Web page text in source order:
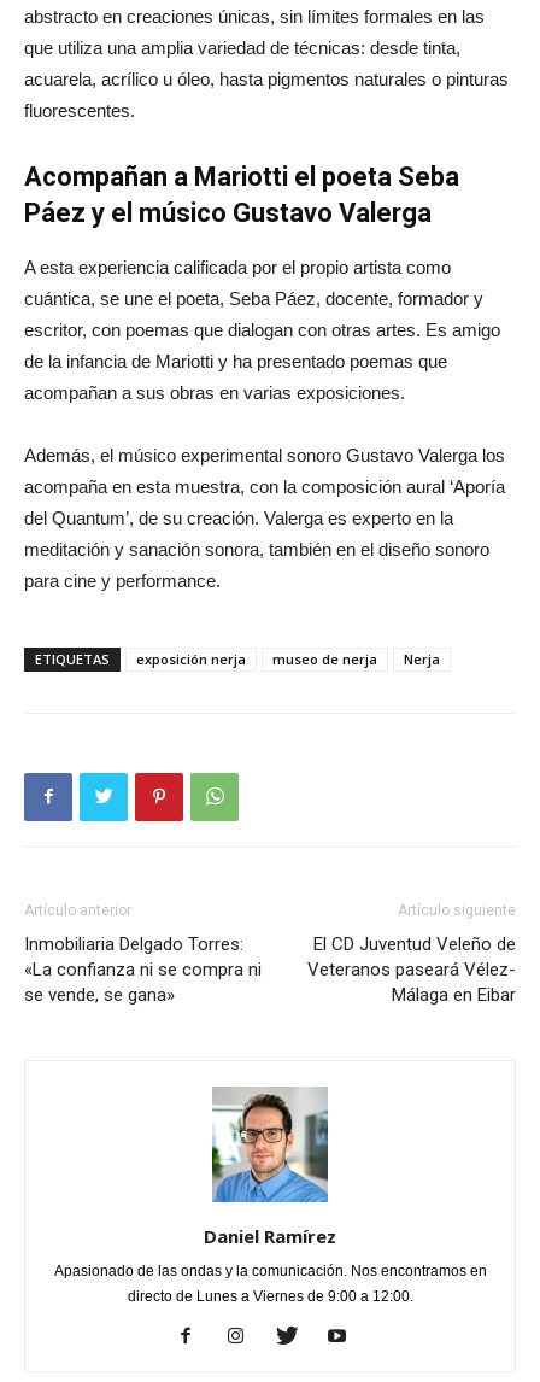
abstracto en creaciones únicas, sin límites formales en las
que utiliza una amplia variedad de técnicas: desde tinta,
acuarela, acrílico u óleo, hasta pigmentos naturales o pinturas
fluorescentes.
Acompañan a Mariotti el poeta Seba
Páez y el músico Gustavo Valerga
A esta experiencia calificada por el propio artista como
cuántica, se une el poeta, Seba Páez, docente, formador y
escritor, con poemas que dialogan con otras artes. Es amigo
de la infancia de Mariotti y ha presentado poemas que
acompañan a sus obras en varias exposiciones.
Además, el músico experimental sonoro Gustavo Valerga los
acompaña en esta muestra, con la composición aural ‘Aporía
del Quantum’, de su creación. Valerga es experto en la
meditación y sanación sonora, también en el diseño sonoro
para cine y performance.
ETIQUETAS exposición nerja museo de nerja Nerja
Artículo anterior
Inmobiliaria Delgado Torres:
«La confianza ni se compra ni
se vende, se gana»
Artículo siguiente
El CD Juventud Veleño de
Veteranos paseará Vélez-
Málaga en Eibar
Daniel Ramírez
Apasionado de las ondas y la comunicación. Nos encontramos en
directo de Lunes a Viernes de 9:00 a 12:00.